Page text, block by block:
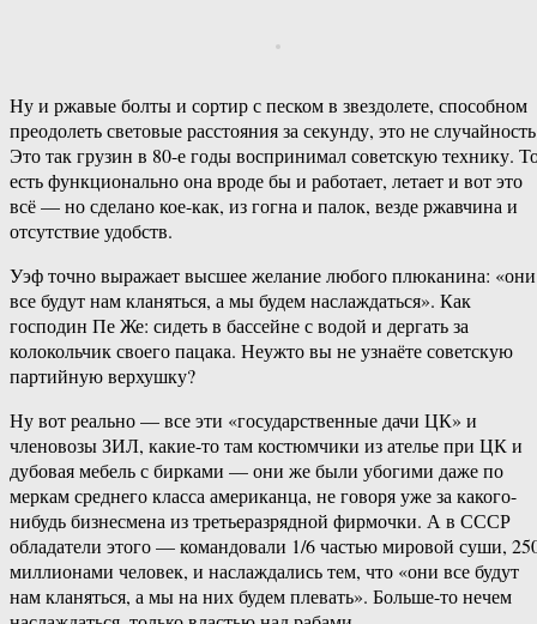
Ну и ржавые болты и сортир с песком в звездолете, способном
преодолеть световые расстояния за секунду, это не
Это так грузин в 80-е годы воспринимал советскую технику.
есть функционально она вроде бы и работает, летает и вот это
всё — но сделано кое-как, из гогна и палок, везде ржавчина и
отсутствие удобств.
Уэф точно выражает высшее желание любого плюканина: «они
все будут нам кланяться, а мы будем наслаждаться». Как
господин Пе Же: сидеть в бассейне с водой и дергать за
колокольчик своего пацака. Неужто вы не узнаёте советскую
партийную верхушку?
Ну вот реально — все эти «государственные дачи ЦК» и
членовозы ЗИЛ, какие-то там костюмчики из ателье при ЦК и
дубовая мебель с бирками — они же были убогими даже по
меркам среднего класса американца, не говоря уже за какого-
нибудь бизнесмена из третьеразрядной фирмочки. А в СССР
обладатели этого — командовали 1/6 частью мировой суши,
миллионами человек, и наслаждались тем, что «они все будут
нам кланяться, а мы на них будем плевать». Больше-то нечем